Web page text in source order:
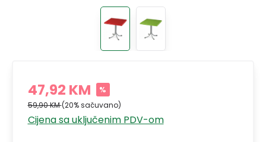
47,92 KM %
59,90 KM(20% sačuvano)
Cijena sa uključenim PDV-om